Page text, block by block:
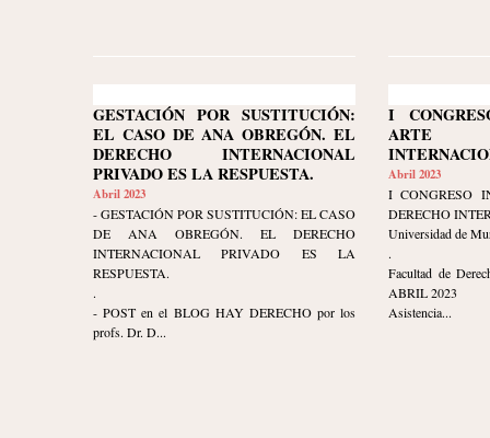
GESTACIÓN POR SUSTITUCIÓN:
EL CASO DE ANA OBREGÓN. EL
DERECHO INTERNACIONAL
PRIVADO ES LA RESPUESTA.
Abril 2023
- GESTACIÓN POR SUSTITUCIÓN: EL CASO
DE ANA OBREGÓN. EL DERECHO
INTERNACIONAL PRIVADO ES LA
RESPUESTA.
.
- POST en el BLOG HAY DERECHO por los
profs. Dr. D...
I
ARTE
Abril 2023
I CONGRESO
DERECHO
Universidad de
.
Facultad de
ABRIL 2023
Asistencia...